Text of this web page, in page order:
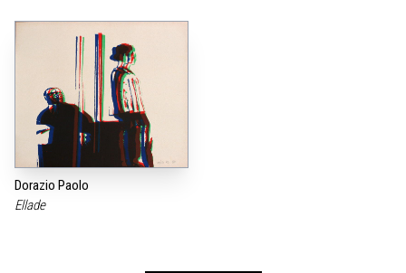
Dorazio Paolo
Ellade